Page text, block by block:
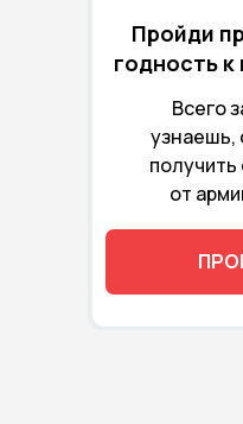
Всего
узнаешь,
от
Пройди
годность